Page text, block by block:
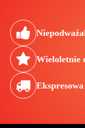
Wieloletnie